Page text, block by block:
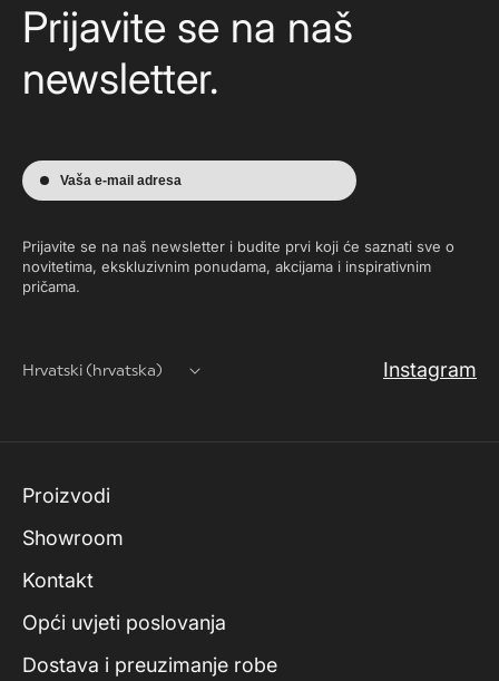
Prijavite se na naš
newsletter.
Vaša e-mail adresa
Prijavite se na naš newsletter i budite prvi koji će saznati sve o
novitetima, ekskluzivnim ponudama, akcijama i inspirativnim
pričama.
Hrvatski (hrvatska) Instagram
Proizvodi
Showroom
Kontakt
Opći uvjeti poslovanja
Dostava i preuzimanje robe